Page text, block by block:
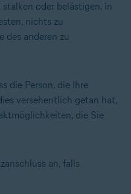
oder belästigen. In
nichts zu
des anderen zu
die Person, die Ihre
versehentlich getan hat,
die Sie
an, falls